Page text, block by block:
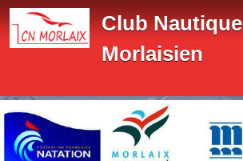
Club Nautique
Morlaisien
Panneau de gestion des cookies